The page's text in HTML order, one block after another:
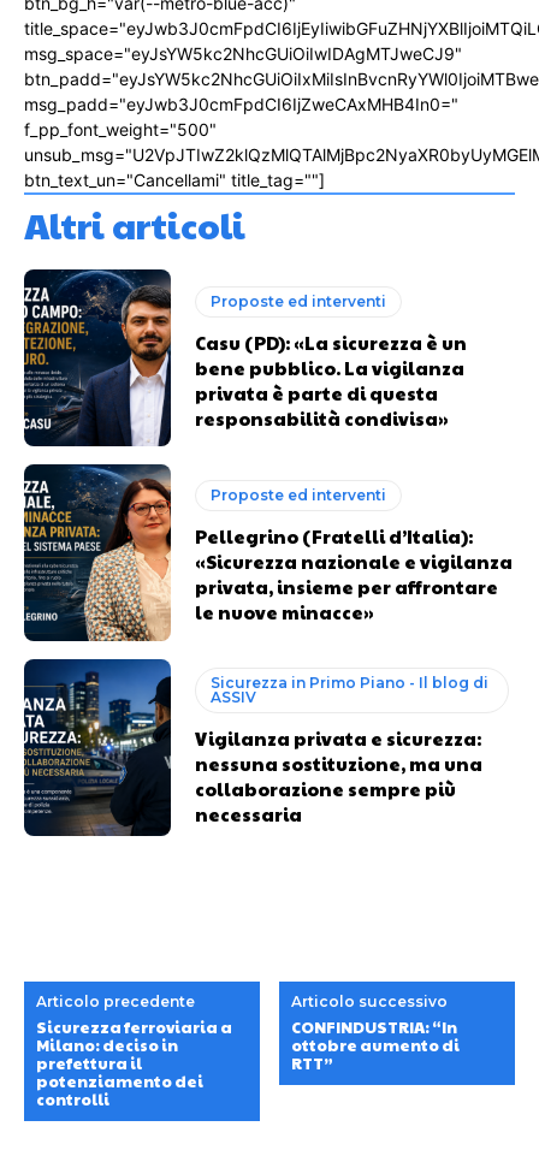
msg_space="eyJsYW5kc2NhcGUiOiIwIDAgMTJweCJ9"
msg_padd="eyJwb3J0cmFpdCI6IjZweCAxMHB4In0="
f_pp_font_weight="500"
btn_text_un="Cancellami" title_tag=""]
Altri articoli
Proposte ed interventi
Casu (PD): «La sicurezza è un
bene pubblico. La vigilanza
privata è parte di questa
responsabilità condivisa»
Proposte ed interventi
Pellegrino (Fratelli d’Italia):
«Sicurezza nazionale e vigilanza
privata, insieme per affrontare
le nuove minacce»
Sicurezza in Primo Piano - Il blog di
ASSIV
Vigilanza privata e sicurezza:
nessuna sostituzione, ma una
collaborazione sempre più
necessaria
Articolo precedente
Sicurezza ferroviaria a
Milano: deciso in
prefettura il
potenziamento dei
controlli
Articolo successivo
CONFINDUSTRIA: “In
ottobre aumento di
RTT”